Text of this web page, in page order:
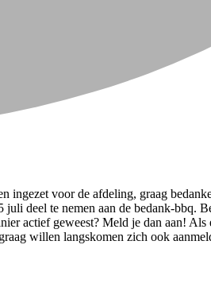
ingezet voor de afdeling, graag
deel te nemen aan de bedank-bbq.
actief geweest? Meld je dan aan! Als
willen langskomen zich ook